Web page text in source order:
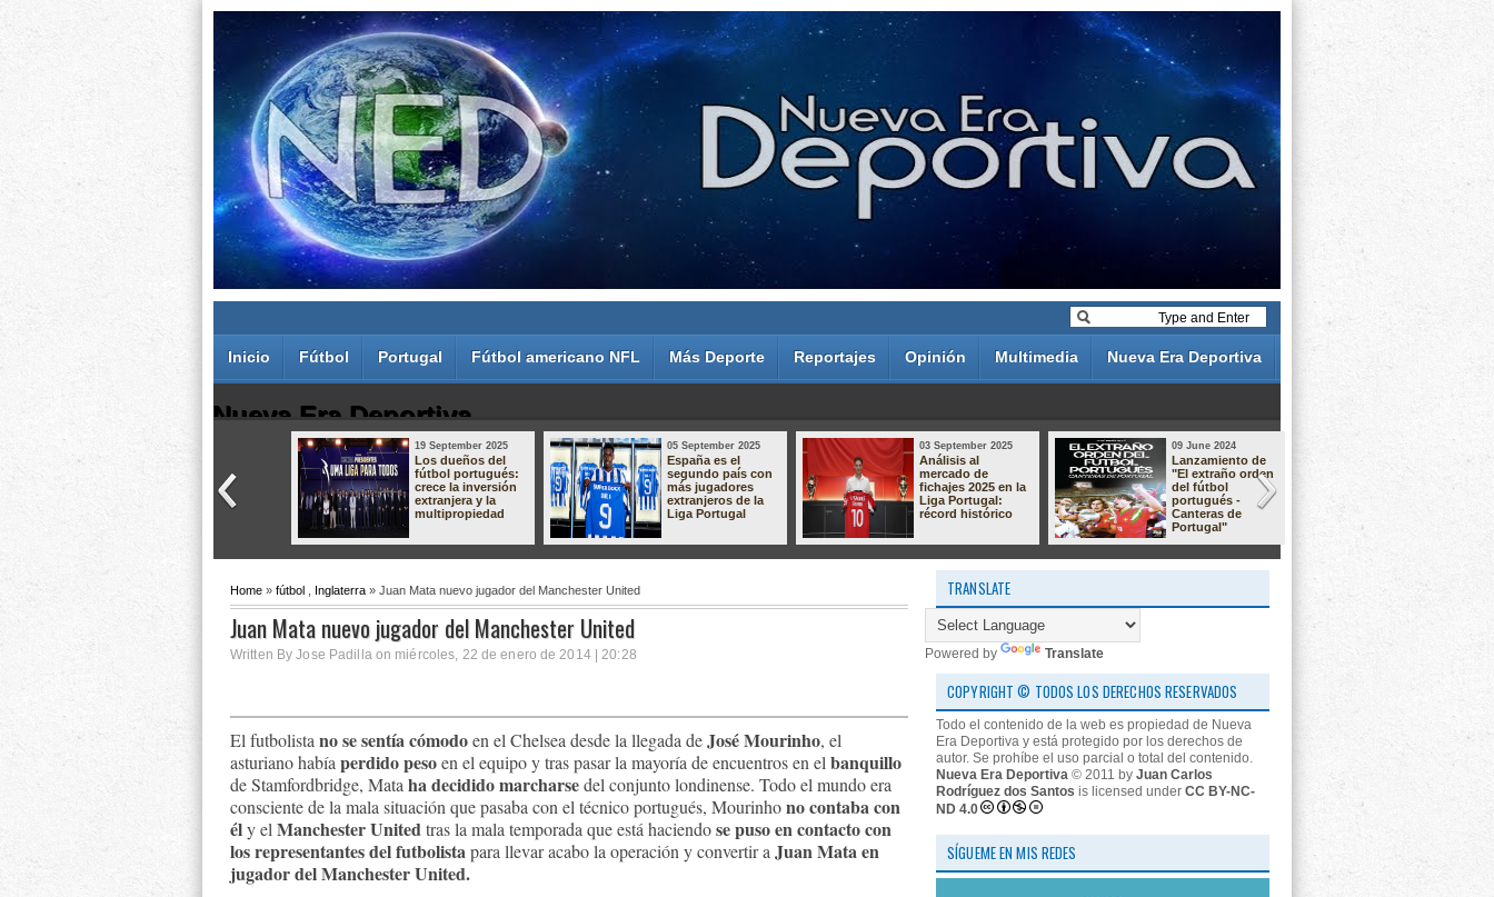
Inicio Fútbol Portugal Fútbol americano NFL Más Deporte Reportajes Opinión Multimedia Nueva Era Deportiva
Nueva Era Deportiva
Juan Carlos Rodríguez dos Santos
19 September 2025
Los dueños del
fútbol portugués:
crece la inversión
extranjera y la
multipropiedad
05 September 2025
España es el
segundo país con
más jugadores
extranjeros de la
Liga Portugal
03 September 2025
Análisis al
mercado de
fichajes 2025 en la
Liga Portugal:
récord histórico
09 June 2024
Lanzamiento de
"El extraño orden
del fútbol
portugués -
Canteras de
Portugal"
19 May 2024
Análisis de
Liga
23/24:
Home » fútbol Inglaterra » Juan Mata nuevo jugador del Manchester United
Juan Mata nuevo jugador del Manchester United
Written By Jose Padilla on miércoles, 22 de enero de 2014 | 20:28
El futbolista no se sentía cómodoen el Chelsea desde la llegada deJosé Mourinho, el
asturiano había perdido pesoen el equipo y tras pasar la mayoría de encuentros en el banquillo
de Stamfordbridge, Mata ha decidido marcharsedel conjunto londinense. Todo el mundo era
consciente de la mala situación que pasaba con el técnico portugués, Mourinhono contaba con
ély el Manchester Unitedtras la mala temporada que está haciendose puso en contacto con
los representantes del futbolistapara llevar acabo la operación y convertir a Juan Mata en
jugador del Manchester United.
TRANSLATE
Powered by Translate
COPYRIGHT © TODOS LOS DERECHOS RESERVADOS
Todo el contenido de la web es propiedad de Nueva
Era Deportiva y está protegido por los derechos de
autor. Se prohíbe el uso parcial o total del contenido.
Nueva Era Deportiva © 2011 by Juan Carlos
Rodríguez dos Santos is licensed under CC BY-NC-
ND 4.0
SÍGUEME EN MIS REDES